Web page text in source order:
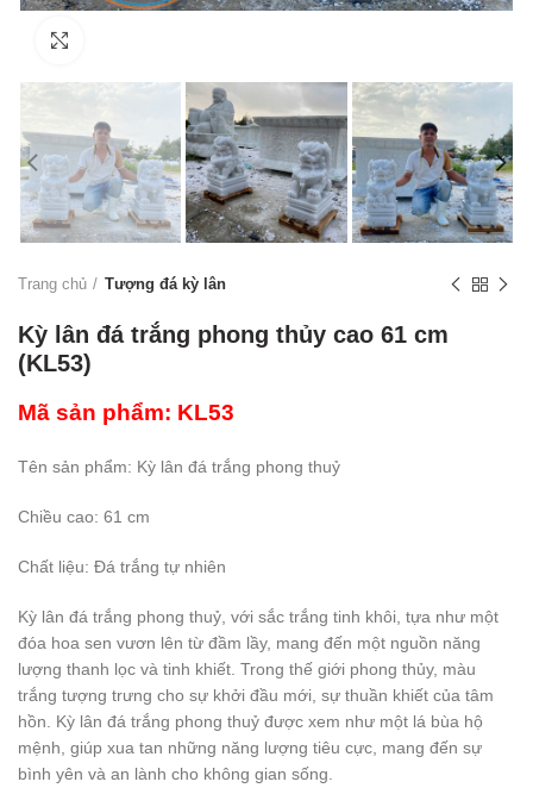
Trang chủ Tượng đá kỳ lân
Kỳ lân đá trắng phong thủy cao 61 cm
(KL53)
Mã sản phẩm: KL53
Tên sản phẩm: Kỳ lân đá trắng phong thuỷ
Chiều cao: 61 cm
Chất liệu: Đá trắng tự nhiên
Kỳ lân đá trắng phong thuỷ, với sắc trắng tinh khôi, tựa như một
đóa hoa sen vươn lên từ đầm lầy, mang đến một nguồn năng
lượng thanh lọc và tinh khiết. Trong thế giới phong thủy, màu
trắng tượng trưng cho sự khởi đầu mới, sự thuần khiết của tâm
hồn. Kỳ lân đá trắng phong thuỷ được xem như một lá bùa hộ
mệnh, giúp xua tan những năng lượng tiêu cực, mang đến sự
bình yên và an lành cho không gian sống.